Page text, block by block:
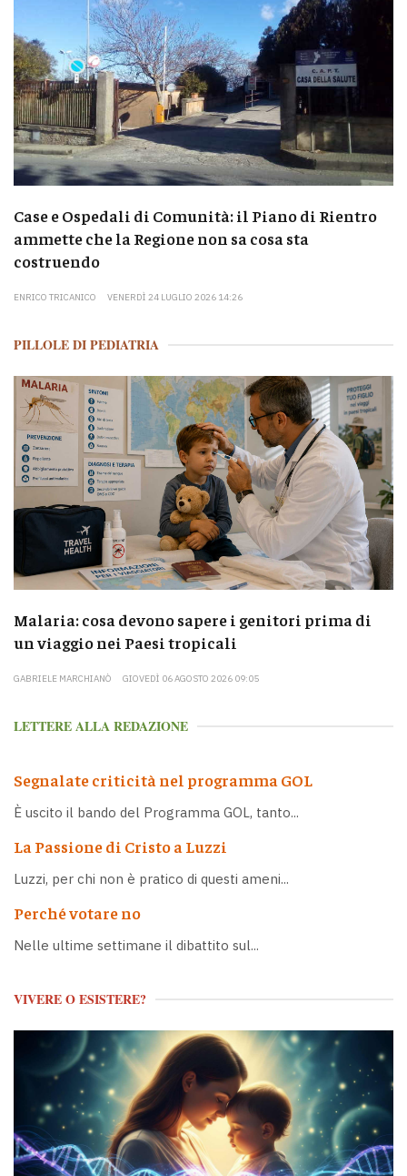
Case e Ospedali di Comunità: il Piano di Rientro
ammette che la Regione non sa cosa sta
costruendo
ENRICO TRICANICO VENERDÌ 24 LUGLIO 2026 14:26
PILLOLE DI PEDIATRIA
Malaria: cosa devono sapere i genitori prima di
un viaggio nei Paesi tropicali
GABRIELE MARCHIANÒ GIOVEDÌ 06 AGOSTO 2026 09:05
LETTERE ALLA REDAZIONE
Segnalate criticità nel programma GOL
È uscito il bando del Programma GOL, tanto...
La Passione di Cristo a Luzzi
Luzzi, per chi non è pratico di questi ameni...
Perché votare no
Nelle ultime settimane il dibattito sul...
VIVERE O ESISTERE?